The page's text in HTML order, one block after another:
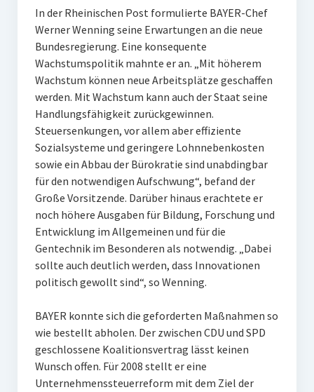
In der Rheinischen Post formulierte BAYER-Chef
Werner Wenning seine Erwartungen an die neue
Bundesregierung. Eine konsequente
Wachstumspolitik mahnte er an. „Mit höherem
Wachstum können neue Arbeitsplätze geschaffen
werden. Mit Wachstum kann auch der Staat seine
Handlungsfähigkeit zurückgewinnen.
Steuersenkungen, vor allem aber effiziente
Sozialsysteme und geringere Lohnnebenkosten
sowie ein Abbau der Bürokratie sind unabdingbar
für den notwendigen Aufschwung“, befand der
Große Vorsitzende. Darüber hinaus erachtete er
noch höhere Ausgaben für Bildung, Forschung und
Entwicklung im Allgemeinen und für die
Gentechnik im Besonderen als notwendig. „Dabei
sollte auch deutlich werden, dass Innovationen
politisch gewollt sind“, so Wenning.
BAYER konnte sich die geforderten Maßnahmen so
wie bestellt abholen. Der zwischen CDU und SPD
geschlossene Koalitionsvertrag lässt keinen
Wunsch offen. Für 2008 stellt er eine
Unternehmenssteuerreform mit dem Ziel der